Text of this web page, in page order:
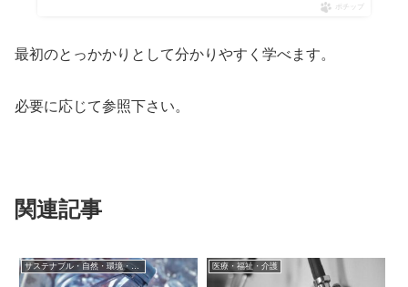
ポチップ
最初のとっかかりとして分かりやすく学べます。
必要に応じて参照下さい。
関連記事
サステナブル・自然・環境・生物 医療・福祉・介護